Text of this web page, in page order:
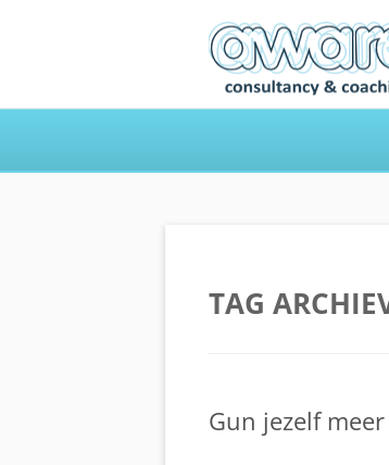
TAG
Gun jezelf